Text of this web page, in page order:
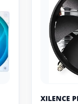
XILENCE